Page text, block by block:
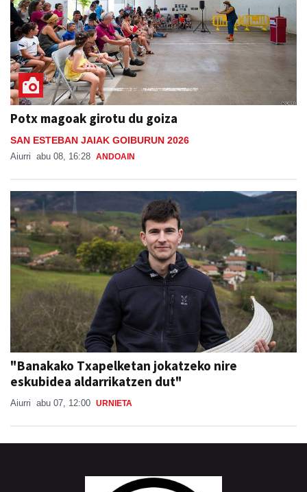
Potx magoak girotu du goiza
SAN ESTEBAN JAIAK GOIBURUN 2026
Aiurri abu 08, 16:28 ANDOAIN
"Banakako Txapelketan jokatzeko nire
eskubidea aldarrikatzen dut"
Aiurri abu 07, 12:00 URNIETA